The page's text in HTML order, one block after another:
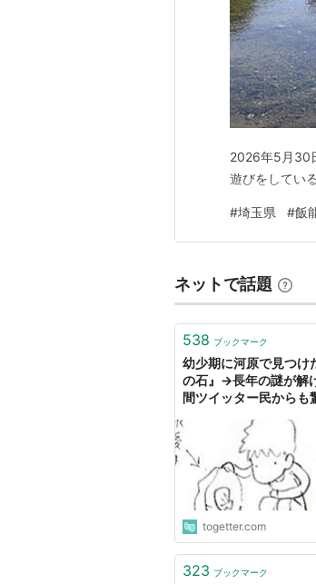
2026年5月30
遊びをしてい
#埼玉県 #飯
ネットで話題
538 ブックマーク
幼少期に河原で見つけ
の石』→長年の謎が解
間ツイッター民からも
togetter.com
323 ブックマーク